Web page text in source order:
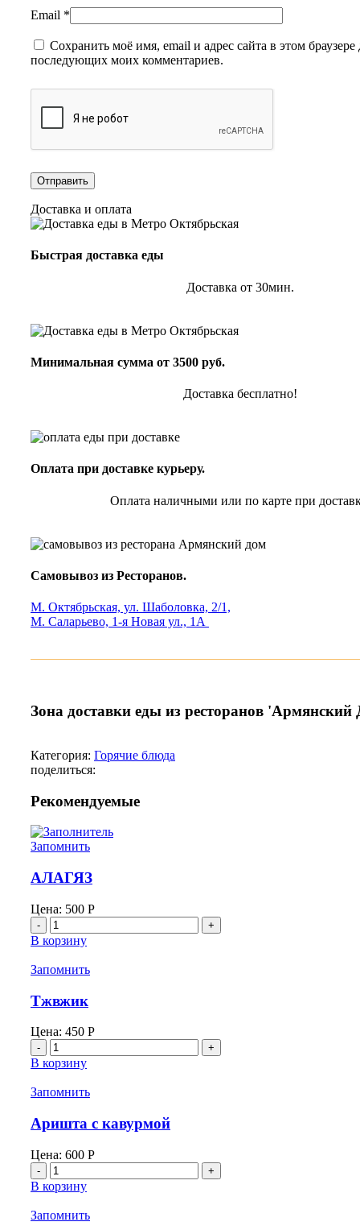
Email *
Сохранить моё имя, email и адрес сайта в этом браузере
последующих моих комментариев.
Доставка и оплата
Быстрая доставка еды
Доставка от 30мин.
Минимальная сумма от 3500 руб.
Доставка бесплатно!
Оплата при доставке курьеру.
Оплата наличными или по карте при
Самовывоз из Ресторанов.
М. Октябрьская, ул. Шаболовка, 2/1,
М. Саларьево, 1-я Новая ул., 1А
Зона доставки еды из ресторанов
Категория: Горячие блюда
поделиться:
Рекомендуемые
Запомнить
АЛАГЯЗ
Цена: 500 Р
Количество
товара
АЛАГЯЗ
В корзину
Запомнить
Тжвжик
Цена: 450 Р
Количество
товара
Тжвжик
В корзину
Запомнить
Аришта с кавурмой
Цена: 600 Р
Количество
товара
Аришта
с
В корзину
Запомнить